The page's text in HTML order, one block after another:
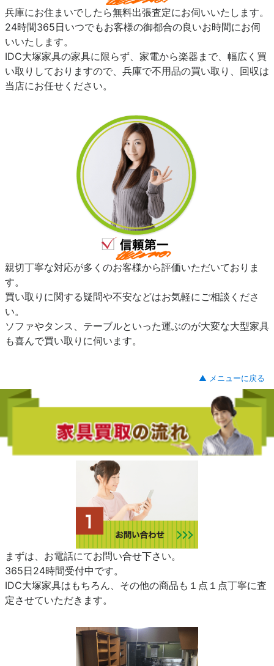
兵庫にお住まいでしたら無料出張査定にお伺いいたします。
24時間365日いつでもお客様の御都合の良いお時間にお伺
いいたします。
IDC大塚家具の家具に限らず、家電から楽器まで、幅広く買
い取りしておりますので、兵庫で不用品の買い取り、回収は
当店にお任せください。
親切丁寧な対応が多くのお客様から評価いただいておりま
す。
買い取りに関する疑問や不安などはお気軽にご相談くださ
い。
ソファやタンス、テーブルといった運ぶのが大変な大型家具
も喜んで買い取りに伺います。
▲ メニューに戻る
まずは、お電話にてお問い合せ下さい。
365日24時間受付中です。
IDC大塚家具はもちろん、その他の商品も１点１点丁寧に査
定させていただきます。